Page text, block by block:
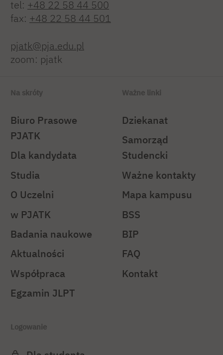
tel: +48 22 58 44 500
fax: +48 22 58 44 501
pjatk@pja.edu.pl
zoom: pjatk
Na skróty
Biuro Prasowe
PJATK
Dla kandydata
Studia
O Uczelni
w PJATK
Badania naukowe
Aktualności
Współpraca
Egzamin JLPT
Ważne linki
Dziekanat
Samorząd
Studencki
Ważne kontakty
Mapa kampusu
BSS
BIP
FAQ
Kontakt
Logowanie